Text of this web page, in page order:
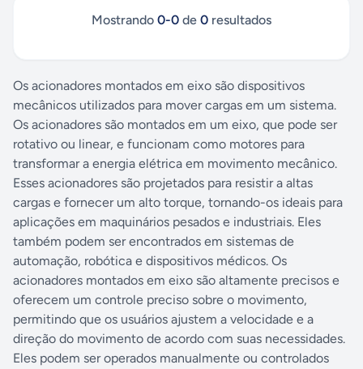
Mostrando 0-0 de 0 resultados
Os acionadores montados em eixo são dispositivos
mecânicos utilizados para mover cargas em um sistema.
Os acionadores são montados em um eixo, que pode ser
rotativo ou linear, e funcionam como motores para
transformar a energia elétrica em movimento mecânico.
Esses acionadores são projetados para resistir a altas
cargas e fornecer um alto torque, tornando-os ideais para
aplicações em maquinários pesados e industriais. Eles
também podem ser encontrados em sistemas de
automação, robótica e dispositivos médicos. Os
acionadores montados em eixo são altamente precisos e
oferecem um controle preciso sobre o movimento,
permitindo que os usuários ajustem a velocidade e a
direção do movimento de acordo com suas necessidades.
Eles podem ser operados manualmente ou controlados